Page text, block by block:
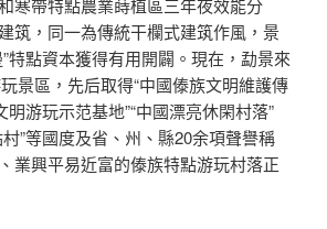
寒帶特點農業蒔植區三年夜效能分
筑，同一為傳統干欄式建筑作風，景
特點資本獲得有用開闢。現在，勐景來
景區，先后取得“中國傣族文明維護傳
明游玩示范基地”“中國漂亮休閑村落”
”等國度及省、州、縣20余項聲譽稱
業興平易近富的傣族特點游玩村落正